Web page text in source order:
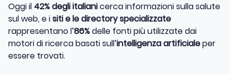
Oggi il 42% degli italianicerca informazioni sulla salute
sul web, e isiti e le directory specializzate
rappresentano l’86%delle fonti più utilizzate dai
motori di ricerca basati sull’intelligenza artificialeper
essere trovati.